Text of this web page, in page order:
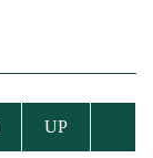
UP